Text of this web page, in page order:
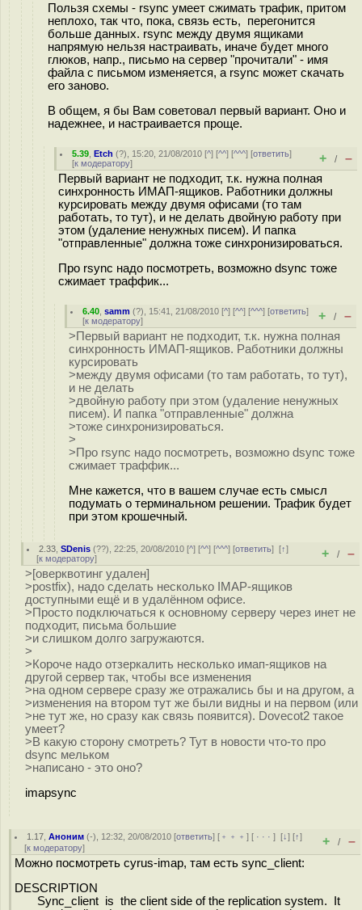
Пользя схемы - rsync умеет сжимать трафик, притом
неплохо, так что, пока, связь есть, перегонится
больше данных. rsync между двумя ящиками
напрямую нельзя настраивать, иначе будет много
глюков, напр., письмо на сервер "прочитали" - имя
файла с письмом изменяется, а rsync может скачать
его заново.
В общем, я бы Вам советовал первый вариант. Оно и
надежнее, и настраивается проще.
5.39 ,Etch (?), 15:20, 21/08/2010 [^] [^^] [^^^] [ответить]
[к модератору] + / –
Первый вариант не подходит, т.к. нужна полная
синхронность ИМАП-ящиков. Работники должны
курсировать между двумя офисами (то там
работать, то тут), и не делать двойную работу при
этом (удаление ненужных писем). И папка
"отправленные" должна тоже синхронизироваться.
Про rsync надо посмотреть, возможно dsync тоже
сжимает траффик...
6.40 ,samm (?), 15:41, 21/08/2010 [^] [^^] [^^^] [ответить]
[к модератору] + / –
>Первый вариант не подходит, т.к. нужна полная
синхронность ИМАП-ящиков. Работники должны
курсировать
>между двумя офисами (то там работать, то тут),
и не делать
>двойную работу при этом (удаление ненужных
писем). И папка "отправленные" должна
>тоже синхронизироваться.
>
>Про rsync надо посмотреть, возможно dsync тоже
сжимает траффик...
Мне кажется, что в вашем случае есть смысл
подумать о терминальном решении. Трафик будет
при этом крошечный.
2.33 ,SDenis (??), 22:25, 20/08/2010 [^] [^^] [^^^] [ответить][↑]
[к модератору] + / –
>[оверквотинг удален]
>postfix), надо сделать несколько IMAP-ящиков
доступными ещё и в удалённом офисе.
>Просто подключаться к основному серверу через инет не
подходит, письма большие
>и слишком долго загружаются.
>
>Короче надо отзеркалить несколько имап-ящиков на
другой сервер так, чтобы все изменения
>на одном сервере сразу же отражались бы и на другом, а
>изменения на втором тут же были видны и на первом (или
>не тут же, но сразу как связь появится). Dovecot2 такое
умеет?
>В какую сторону смотреть? Тут в новости что-то про
dsync мельком
>написано - это оно?
imapsync
1.17 ,Аноним (-), 12:32, 20/08/2010 [ответить] [ ﹢﹢﹢] [ · · ·][↓] [↑]
[к модератору] + / –
Можно посмотреть cyrus-imap, там есть sync_client:
DESCRIPTION
Sync_client is the client side of the replication system. It